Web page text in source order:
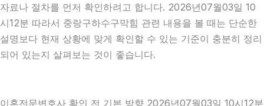
자료나 절차를 먼저 확인하려고 합니다. 2026년07월03일 10
시12분 따라서 중랑구하수구막힘 관련 내용을 볼 때는 단순한
설명보다 현재 상황에 맞게 확인할 수 있는 기준이 충분히 정리
되어 있는지 살펴보는 것이 좋습니다.
이혼전문변호사 확인 전 기본 방향 2026년07월03일 10시12분